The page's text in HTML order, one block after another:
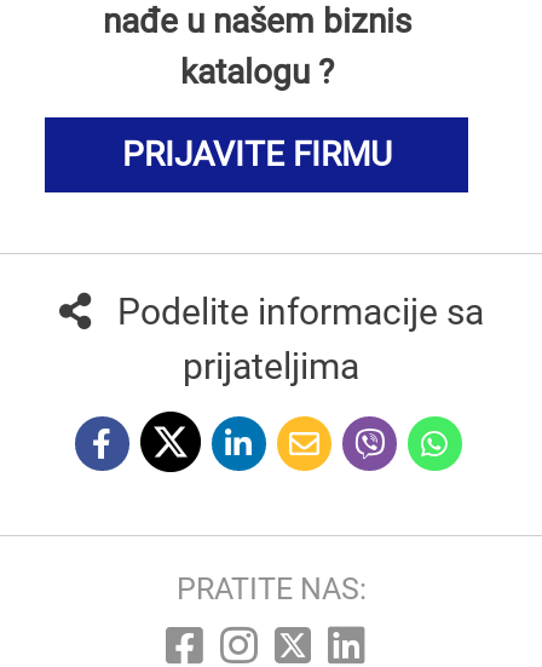
nađe u našem biznis
katalogu ?
PRIJAVITE FIRMU
Podelite informacije sa
prijateljima
PRATITE NAS: